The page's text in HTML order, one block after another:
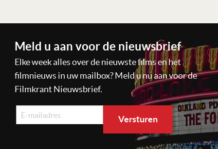
Meld u aan voor de nieuwsbrief
Elke week alles over de nieuwste films en het
filmnieuws in uw mailbox? Meld u nu aan voor de
Filmkrant Nieuwsbrief.